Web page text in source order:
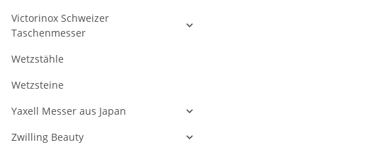
Victorinox Schweizer
Taschenmesser
Wetzstähle
Wetzsteine
Yaxell Messer aus Japan
Zwilling Beauty